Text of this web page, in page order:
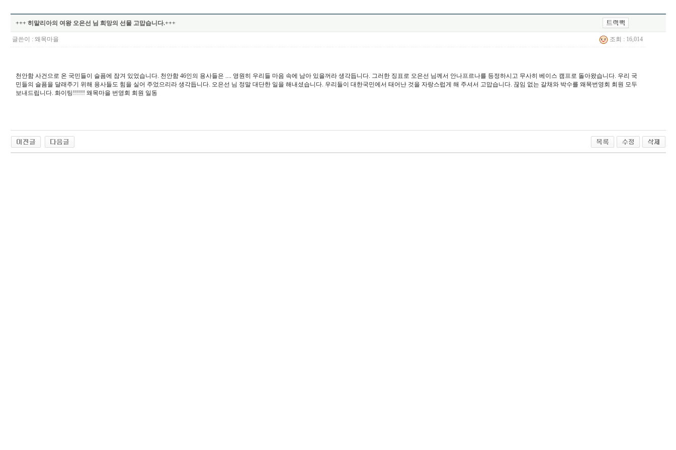
+++ 히말리아의 여왕 오은선 님 희망의 선물 고맙습니다.+++
글쓴이 : 왜목마을 조회 : 16,014
천안함 사건으로 온 국민들이 슬픔에 잠겨 있었습니다. 천안함 46인의 용사들은 .... 영원히 우리들 마음 속에 남아 있을꺼라 생각듭니다. 그러한 징표로 오은선 님께서 안나프르나를 등정하시고 무사히 베이스 캠프로 돌아왔습니다. 우리 국
민들의 슬픔을 달래주기 위해 용사들도 힘을 실어 주었으리라 생각듭니다. 오은선 님 정말 대단한 일을 해내셨습니다. 우리들이 대한국민에서 태어난 것을 자랑스럽게 해 주셔서 고맙습니다. 끊임 없는 갈채와 박수를 왜목번영회 회원 모두
보내드립니다. 화이팅!!!!!! 왜목마을 번영회 회원 일동